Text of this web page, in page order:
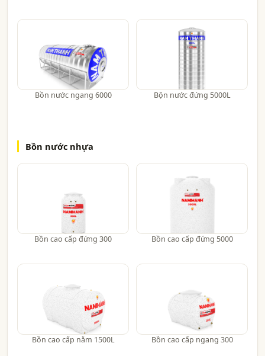
Bồn nước ngang 6000 Bộn nước đứng 5000L
Bồn nước nhựa
Bồn cao cấp đứng 300 Bồn cao cấp đứng 5000
Bồn cao cấp nằm 1500L Bồn cao cấp ngang 300